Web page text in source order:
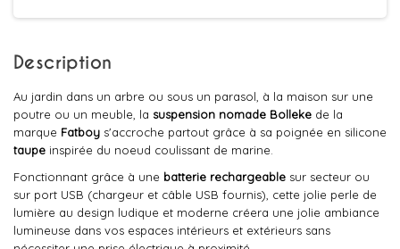
Description
Au jardin dans un arbre ou sous un parasol, à la maison sur une
poutre ou un meuble, la suspension nomade Bolleke de la
marque Fatboy s'accroche partout grâce à sa poignée en silicone
taupe inspirée du noeud coulissant de marine.
Fonctionnant grâce à une batterie rechargeable sur secteur ou
sur port USB (chargeur et câble USB fournis), cette jolie perle de
lumière au design ludique et moderne créera une jolie ambiance
lumineuse dans vos espaces intérieurs et extérieurs sans